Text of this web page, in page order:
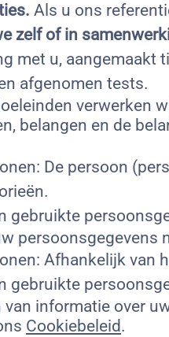
Als u ons
zelf of in
met u, aangemaakt
afgenomen tests.
verwerken
belangen en de
De persoon
gebruikte
persoonsgegevens
Afhankelijk van
gebruikte
van informatie over
Cookiebeleid.